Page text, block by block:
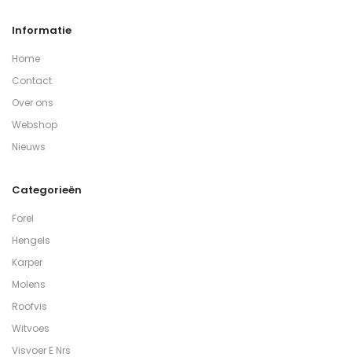
Informatie
Home
Contact
Over ons
Webshop
Nieuws
Categorieën
Forel
Hengels
Karper
Molens
Roofvis
Witvoes
Visvoer E Nrs